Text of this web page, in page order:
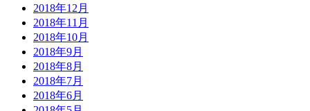
2018年12月
2018年11月
2018年10月
2018年9月
2018年8月
2018年7月
2018年6月